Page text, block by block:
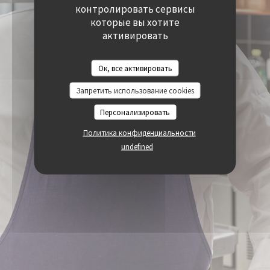
контролировать сервисы
которые вы хотите
активировать
Ок, все активировать
Запретить использование cookies
Персонализировать
Политика конфиденциальности
undefined
ДОСТУПНОСТЬ
((ОТКРЫВАЕТСЯ В НОВОМ ОКНЕ))